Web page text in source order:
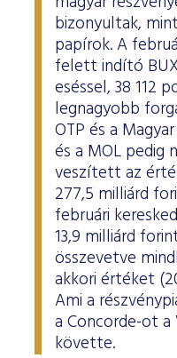
bizonyultak,
papírok. A
felett indító
eséssel, 38 112
legnagyobb
OTP és a
és a MOL pedig
veszített az
277,5 milliárd
februári
13,9 milliárd
összevetve
akkori értéket
Ami a
a Concorde-ot
követte.